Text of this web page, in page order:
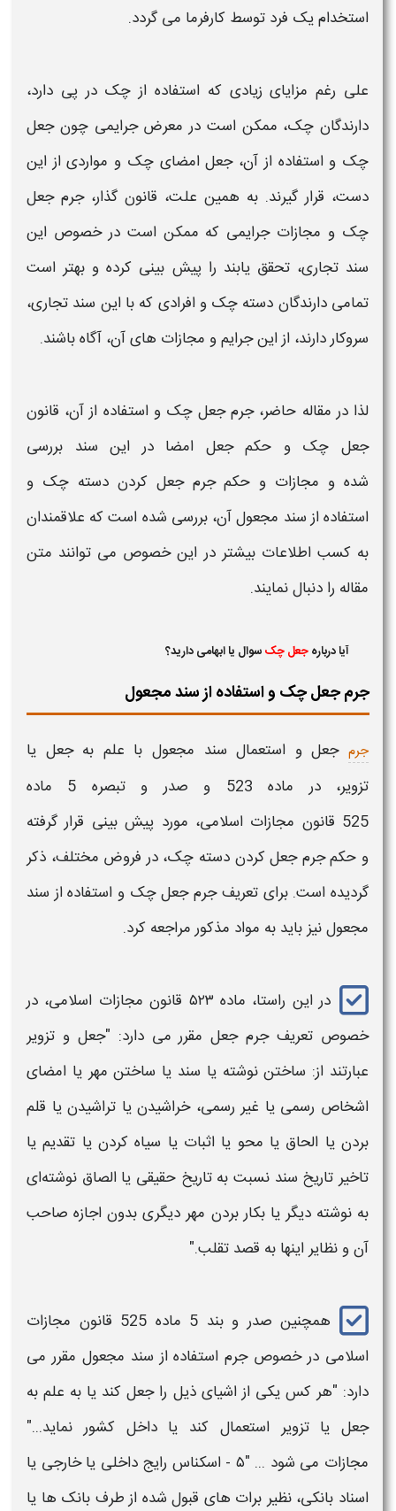
استخدام یک فرد توسط کارفرما می گردد.
علی رغم مزایای زیادی که استفاده از چکدر پی دارد،
دارندگان چک، ممکن است در معرض جرایمی چونجعل
چک و استفاده از آن، جعل امضای چک و مواردی از این
دست، قرار گیرند. به همین علت، قانون گذار،جرم جعل
چک و مجازات جرایمی که ممکن است در خصوص این
سند تجاری، تحقق یابند را پیش بینی کرده و بهتر است
تمامی دارندگان دسته چک و افرادی کهبا این سند تجاری،
سروکار دارند، از اینجرایم و مجازات های آن، آگاه باشند.
لذا در مقاله حاضر،جرم جعل چک و استفاده از آن، قانون
جعل چک و حکم جعل امضادر این سند بررسی
شده ومجازات و حکم جرم جعل کردن دسته چک​ و
استفاده از سند مجعول آن، بررسی شده است که علاقمندان
به کسب اطلاعات بیشتر در این خصوص می توانند متن
مقاله را دنبال نمایند.
آیا دربارهجعل چکسوال یا ابهامی دارید؟
جرم جعل چک و استفاده از سند مجعول
جرمجعل و استعمال سند مجعول با علم بهجعل یا
تزویر،
در ماده 523 و صدر و تبصره 5 ماده
525 قانون مجازاتاسلامی، مورد پیش بینی قرار گرفته
و حکم جرم جعل کردن دسته چک​،در فروض مختلف، ذکر
گردیده است. برای تعریفجرم جعل چک و استفاده از سند
مجعولنیز باید به مواد مذکور مراجعه کرد.
در این راستا، ماده ۵۲۳
قانون مجازات اسلامی، در
خصوص تعریف جرم جعلمقرر می دارد: "جعلو تزویر
عبارتند از: ساختن نوشته یا سند یا ساختن مهر یا امضای
اشخاص رسمی یا غیر رسمی، خراشیدن یا تراشیدن یا قلم
بردن یا الحاق یا محو یا اثبات یا سیاه کردن یا تقدیم یا
تاخیر تاریخ سند نسبت به تاریخ حقیقی یا الصاق نوشته‌ای
به نوشته دیگر یا بکار بردن مهر دیگری ‌بدون اجازه صاحب
آن و نظایر اینها به قصد تقلب."
همچنین صدر و بند 5 ماده 525
قانون مجازات
اسلامی در خصوصجرم استفاده از سند مجعول مقرر می
دارد: "هر کس یکی از اشیای ذیل را جعل کند یا به علم به
جعل یا تزویر استعمال کند یا داخل کشور نماید..."
مجازات
می شود ... "۵ - اسکناس رایج داخلی یا خارجی یا
اسناد بانکی، نظیر برات‌ های قبول شده از طرف بانک ها یا